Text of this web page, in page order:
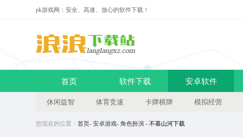
pk游戏网：安全、高速、放心的软件下载！
首页 软件下载 安卓软件
休闲益智 体育竞速 卡牌棋牌 模拟经营
您现在的位置： 首页-安卓游戏-角色扮演- 不慕山河下载